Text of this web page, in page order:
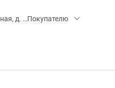
д. 15, СК «ПИРС» («МОРОЗКО»)
Покупателю